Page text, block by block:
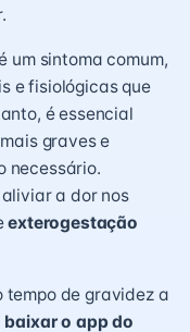
um sintoma comum,
e fisiológicas que
é essencial
graves e
necessário.
a dor nos
exterogestação
tempo de gravidez a
baixar o app do